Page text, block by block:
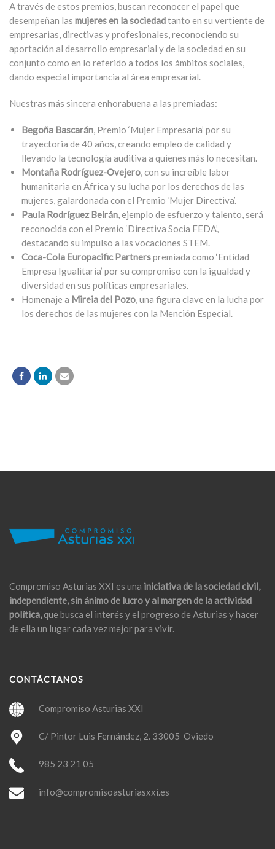
A través de estos premios, buscan reconocer el papel que
desempeñan las mujeres en la sociedadtanto en su vertiente de
empresarias, directivas y profesionales, reconociendo su
aportación al desarrollo empresarial y de la sociedad en su
conjunto como en lo referido a todos los ámbitos sociales,
dando especial importancia al área empresarial.
Nuestras más sincera enhorabuena a las premiadas:
Begoña Bascarán, Premio ‘Mujer Empresaria’ por su
trayectoria de 40 años, creando empleo de calidad y
llevando la tecnología auditiva a quienes más lo necesitan.
Montaña Rodríguez-Ovejero, con su increíble labor
humanitaria en África y su lucha por los derechos de las
mujeres, galardonada con el Premio ‘Mujer Directiva’.
Paula Rodríguez Beirán, ejemplo de esfuerzo y talento, será
reconocida con el Premio ‘Directiva Socia FEDA’,
destacando su impulso a las vocaciones STEM.
Coca-Cola Europacific Partnerspremiada como ‘Entidad
Empresa Igualitaria’ por su compromiso con la igualdad y
diversidad en sus políticas empresariales.
Homenaje a Mireia del Pozo, una figura clave en la lucha por
los derechos de las mujeres con la Mención Especial.
Compromiso Asturias XXI es una iniciativa de la sociedad civil,
independiente, sin ánimo de lucro y al margen de la actividad
política,que busca el interés y el progreso de Asturias y hacer
de ella un lugar cada vez mejor para vivir.
CONTÁCTANOS
Compromiso Asturias XXI
C/ Pintor Luis Fernández, 2. 33005 Oviedo
985 23 21 05
info@compromisoasturiasxxi.es